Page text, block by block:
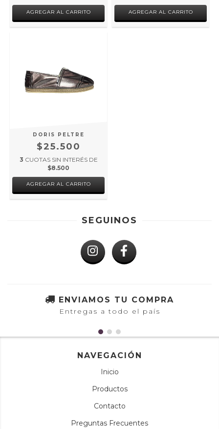
AGREGAR AL CARRITO AGREGAR AL CARRITO
DORIS PELTRE
$25.500
3 CUOTAS SIN INTERÉS DE
$8.500
AGREGAR AL CARRITO
SEGUINOS
ENVIAMOS TU COMPRA
Entregas a todo el país
NAVEGACIÓN
Inicio
Productos
Contacto
Preguntas Frecuentes